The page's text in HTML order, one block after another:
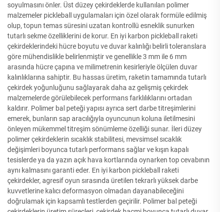
soyulmasını önler. Üst düzey çekirdeklerde kullanılan polimer
malzemeler pickleball uygulamaları için özel olarak formüle edilmiş
olup, topun temas süresini uzatan kontrollü esneklik sunurken
tutarlı sekme özelliklerini de korur. En iyi karbon pickleball raketi
çekirdeklerindeki hücre boyutu ve duvar kalınlığı belirli toleranslara
göre mühendislikle belirlenmiştir ve genellikle 3 mm ile 6 mm
arasında hücre çapına ve milimetrenin kesirleriyle ölçülen duvar
kalınlıklarına sahiptir. Bu hassas üretim, raketin tamamında tutarlı
çekirdek yoğunluğunu sağlayarak daha az gelişmiş çekirdek
malzemelerde görülebilecek performans farklılıklarını ortadan
kaldırır. Polimer bal peteği yapısı ayrıca sert darbe titreşimlerini
emerek, bunların sap aracılığıyla oyuncunun koluna iletilmesini
önleyen mükemmel titreşim sönümleme özelliği sunar. İleri düzey
polimer çekirdeklerin sıcaklık stabilitesi, mevsimsel sıcaklık
değişimleri boyunca tutarlı performans sağlar ve kışın kapalı
tesislerde ya da yazın açık hava kortlarında oynarken top cevabının
aynı kalmasını garanti eder. En iyi karbon pickleball raketi
çekirdekler, agresif oyun sırasında üretilen tekrarlı yüksek darbe
kuvvetlerine kalıcı deformasyon olmadan dayanabileceğini
doğrulamak için kapsamlı testlerden geçirilir. Polimer bal peteği